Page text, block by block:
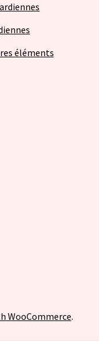
éléments
WooCommerce.